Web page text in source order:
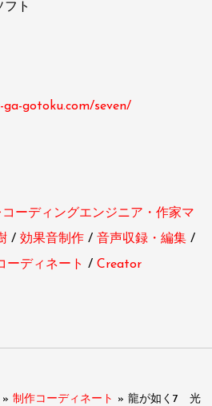
ト
gotoku.com/seven/
コーディングエンジニア・作家マ
効果音制作
音声収録・編集
ーディネート Creator
» 制作コーディネート » 龍が如く7 光